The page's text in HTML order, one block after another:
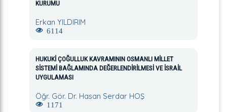
KURUMU
Erkan YILDIRIM
6114
HUKUKİ ÇOĞULLUK KAVRAMININ OSMANLI MİLLET
SİSTEMİ BAĞLAMINDA DEĞERLENDİRİLMESİ VE İSRAİL
UYGULAMASI
Öğr. Gör. Dr. Hasan Serdar HOŞ
1171